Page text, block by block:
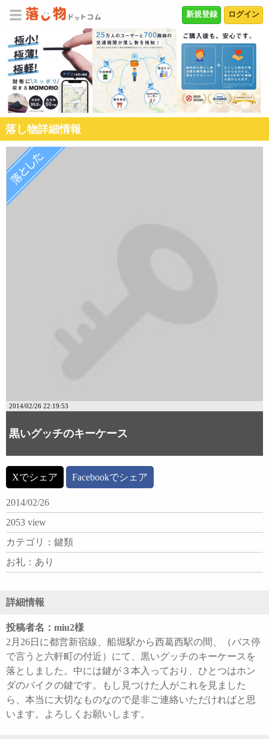
ログイン
新規登録
落し物詳細情報
2014/02/26 22:19:53
黒いグッチのキーケース
Xでシェア Facebookでシェア
2014/02/26
2053 view
カテゴリ：鍵類
お礼：あり
詳細情報
投稿者名：miu2様
2月26日に都営新宿線、船堀駅から西葛西駅の間、（バス停
で言うと六軒町の付近）にて、黒いグッチのキーケースを
落としました。中には鍵が３本入っており、ひとつはホン
ダのバイクの鍵です。もし見つけた人がこれを見ました
ら、本当に大切なものなので是非ご連絡いただければと思
います。よろしくお願いします。